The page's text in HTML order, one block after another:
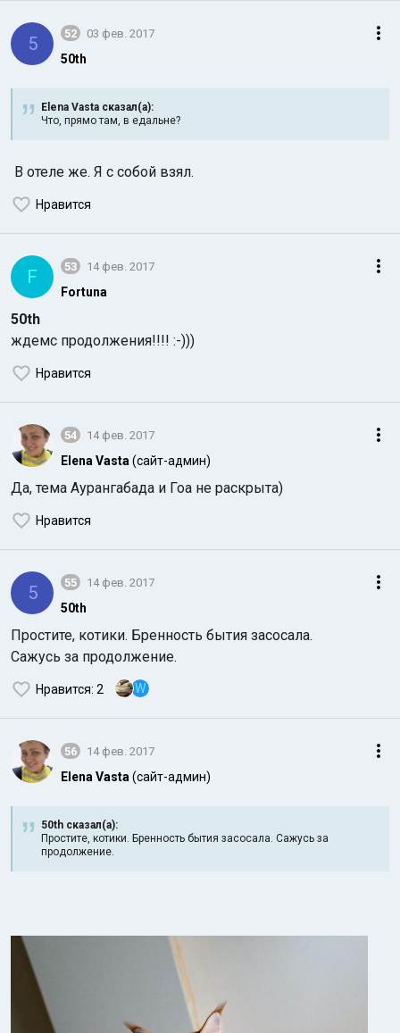
5 52 03 фев. 2017
50th
Elena Vasta сказал(а):
Что, прямо там, в едальне?
В отеле же. Я с собой взял.
Нравится
F 53 14 фев. 2017
Fortuna
50th
ждемс продолжения!!!! :-)))
Нравится
54 14 фев. 2017
Elena Vasta (сайт-админ)
Да, тема Аурангабада и Гоа не раскрыта)
Нравится
5 55 14 фев. 2017
50th
Простите, котики. Бренность бытия засосала.
Сажусь за продолжение.
Нравится: 2 W
56 14 фев. 2017
Elena Vasta (сайт-админ)
50th сказал(а):
Простите, котики. Бренность бытия засосала. Сажусь за
продолжение.